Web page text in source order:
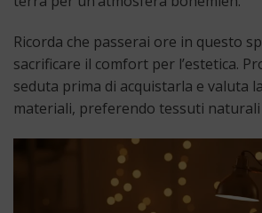
Ricorda che passerai ore in questo
sacrificare il comfort per l’estetica.
seduta prima di acquistarla e valuta
materiali, preferendo tessuti